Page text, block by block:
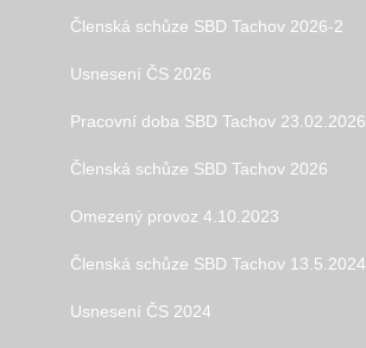
Členská schůze SBD Tachov 2026-2
Usnesení ČS 2026
Pracovní doba SBD Tachov 23.02.2026
Členská schůze SBD Tachov 2026
Omezený provoz 4.10.2023
Členská schůze SBD Tachov 13.5.2024
Usnesení ČS 2024